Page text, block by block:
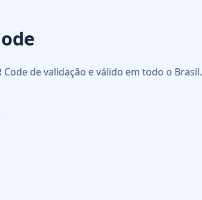
de validação e válido em todo o Brasil.